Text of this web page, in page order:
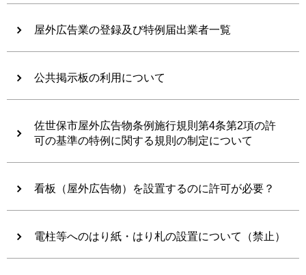
屋外広告業の登録及び特例届出業者一覧
公共掲示板の利用について
佐世保市屋外広告物条例施行規則第4条第2項の許
可の基準の特例に関する規則の制定について
看板（屋外広告物）を設置するのに許可が必要？
電柱等へのはり紙・はり札の設置について（禁止）